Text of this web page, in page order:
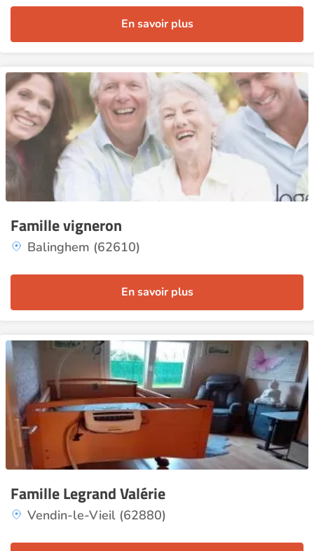
En savoir plus
Famille vigneron
Balinghem (62610)
En savoir plus
Famille Legrand Valérie
Vendin-le-Vieil (62880)